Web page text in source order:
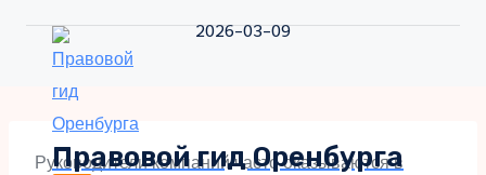
Правовой гид Оренбурга
2026-03-09
Руководители компаний часто оказываются в